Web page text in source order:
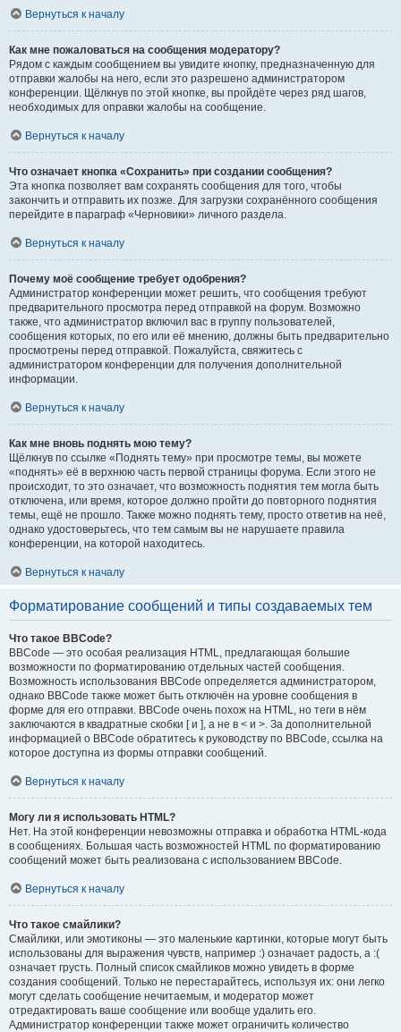
Вернуться к началу
Как мне пожаловаться на сообщения модератору?
Рядом с каждым сообщением вы увидите кнопку, предназначенную для
отправки жалобы на него, если это разрешено администратором
конференции. Щёлкнув по этой кнопке, вы пройдёте через ряд шагов,
необходимых для оправки жалобы на сообщение.
Вернуться к началу
Что означает кнопка «Сохранить» при создании сообщения?
Эта кнопка позволяет вам сохранять сообщения для того, чтобы
закончить и отправить их позже. Для загрузки сохранённого сообщения
перейдите в параграф «Черновики» личного раздела.
Вернуться к началу
Почему моё сообщение требует одобрения?
Администратор конференции может решить, что сообщения требуют
предварительного просмотра перед отправкой на форум. Возможно
также, что администратор включил вас в группу пользователей,
сообщения которых, по его или её мнению, должны быть предварительно
просмотрены перед отправкой. Пожалуйста, свяжитесь с
администратором конференции для получения дополнительной
информации.
Вернуться к началу
Как мне вновь поднять мою тему?
Щёлкнув по ссылке «Поднять тему» при просмотре темы, вы можете
«поднять» её в верхнюю часть первой страницы форума. Если этого не
происходит, то это означает, что возможность поднятия тем могла быть
отключена, или время, которое должно пройти до повторного поднятия
темы, ещё не прошло. Также можно поднять тему, просто ответив на неё,
однако удостоверьтесь, что тем самым вы не нарушаете правила
конференции, на которой находитесь.
Вернуться к началу
Форматирование сообщений и типы создаваемых тем
Что такое BBCode?
BBCode — это особая реализация HTML, предлагающая большие
возможности по форматированию отдельных частей сообщения.
Возможность использования BBCode определяется администратором,
однако BBCode также может быть отключён на уровне сообщения в
форме для его отправки. BBCode очень похож на HTML, но теги в нём
заключаются в квадратные скобки [ и ], а не в < и >. За дополнительной
информацией о BBCode обратитесь к руководству по BBCode, ссылка на
которое доступна из формы отправки сообщений.
Вернуться к началу
Могу ли я использовать HTML?
Нет. На этой конференции невозможны отправка и обработка HTML-кода
в сообщениях. Большая часть возможностей HTML по форматированию
сообщений может быть реализована с использованием BBCode.
Вернуться к началу
Что такое смайлики?
Смайлики, или эмотиконы — это маленькие картинки, которые могут быть
использованы для выражения чувств, например :) означает радость, а :(
означает грусть. Полный список смайликов можно увидеть в форме
создания сообщений. Только не перестарайтесь, используя их: они легко
могут сделать сообщение нечитаемым, и модератор может
отредактировать ваше сообщение или вообще удалить его.
Администратор конференции также может ограничить количество